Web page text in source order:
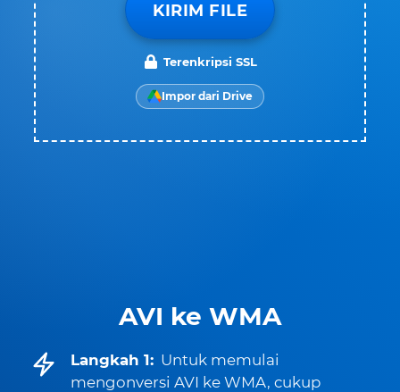
AVI ke WMA
Langkah 1: Untuk memulai
mengonversi AVI ke WMA, cukup
KIRIM FILE
Terenkripsi SSL
Impor dari Drive